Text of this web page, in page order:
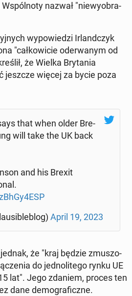
Wspól­no­ty nazwał "nie­wy­obra­
wy­po­wie­dzi Ir­land­czyk
"cał­ko­wi­cie ode­rwa­nym od
że Wielka Bry­ta­nia
jeszcze więcej za bycie poza
that when older Bre­
will take the UK back
and his Brexit
April 19, 2023
że "kraj będzie zmu­szo­
do jed­no­li­te­go rynku UE
lat". Jego zdaniem, proces ten
dane de­mo­gra­ficz­ne.